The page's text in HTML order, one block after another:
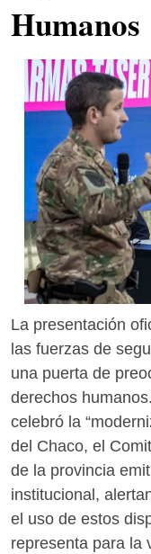
Humanos
La presentación
las fuerzas de
una puerta de
derechos
celebró la
del Chaco, el
de la provincia
institucional,
el uso de estos
representa para la